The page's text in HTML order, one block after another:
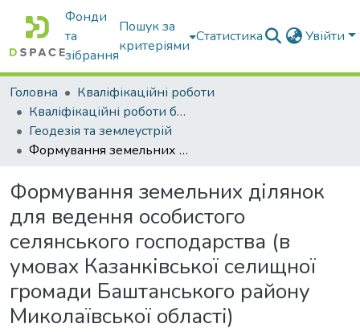
Фонди
та
зібрання
Пошук за
критеріями
Статистика Увійти
Головна
Кваліфікаційні роботи
Кваліфікаційні роботи бакалаврів
Геодезія та землеустрій
Формування земельних ділянок для ведення особистого селянського господарства (в умовах Казанківської селищної громади Баштанського району Миколаївської області)
Формування земельних ділянок
для ведення особистого
селянського господарства (в
умовах Казанківської селищної
громади Баштанського району
Миколаївської області)